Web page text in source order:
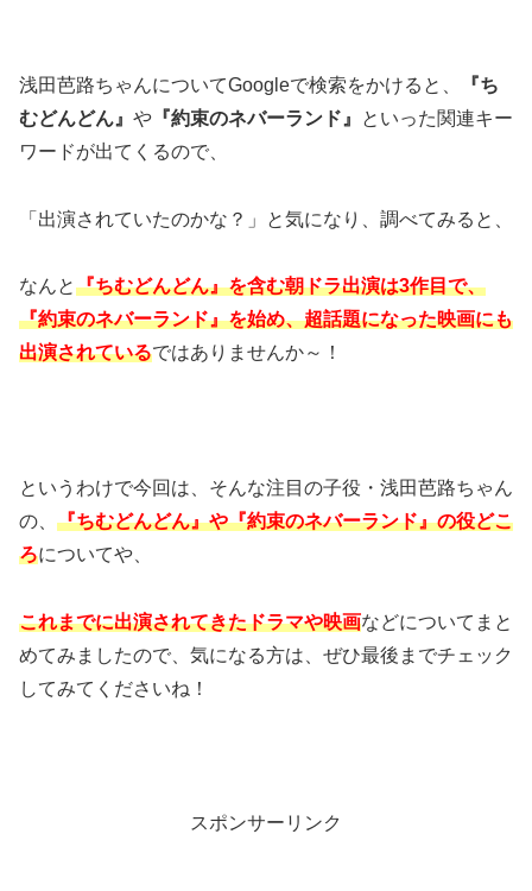
浅田芭路ちゃんについてGoogleで検索をかけると、
『ち
むどんどん』 や 『約束のネバーランド』
といった関連キー
ワードが出てくるので、
「出演されていたのかな？」と気になり、調べてみると、
なんと『ちむどんどん』を含む朝ドラ出演は3作目で、
『約束のネバーランド』を始め、超話題になった映画にも
出演されているではありませんか～！
というわけで今回は、そんな注目の子役・浅田芭路ちゃん
の、 『ちむどんどん』や『約束のネバーランド』の役どこ
ろについてや、
これまでに出演されてきたドラマや映画などについてまと
めてみましたので、気になる方は、ぜひ最後までチェック
してみてくださいね！
スポンサーリンク